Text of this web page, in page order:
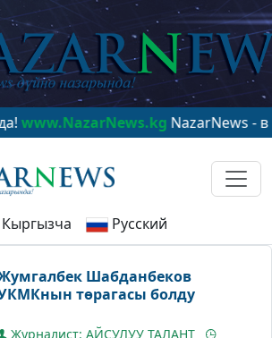
NazarNews - в
Кыргызча Русский
Шабданбеков
төрагасы болду
Журналист: АЙСУЛУУ ТАЛАНТ